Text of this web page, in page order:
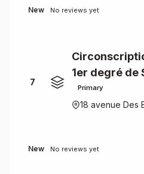
New No reviews yet
7
1er degré de
Primary
18 avenue Des
New No reviews yet